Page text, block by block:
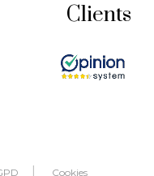
Clients
Cookies